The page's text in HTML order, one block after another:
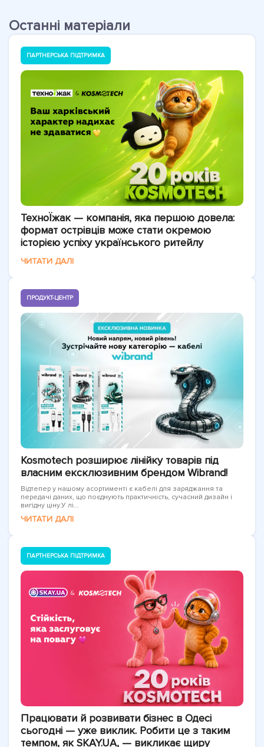
Останні матеріали
ПАРТНЕРСЬКА ПІДТРИМКА
ТехноЇжак — компанія, яка першою довела:
формат острівців може стати окремою
історією успіху українського ритейлу
ЧИТАТИ ДАЛІ
ПРОДУКТ-ЦЕНТР
Kosmotech розширює лінійку товарів під
власним ексклюзивним брендом Wibrand!
Відтепер у нашому асортименті є кабелі для заряджання та
передачі даних, що поєднують практичність, сучасний дизайн і
вигідну ціну.У лі...
ЧИТАТИ ДАЛІ
ПАРТНЕРСЬКА ПІДТРИМКА
Працювати й розвивати бізнес в Одесі
сьогодні — уже виклик. Робити це з таким
темпом, як SKAY.UA, — викликає щиру